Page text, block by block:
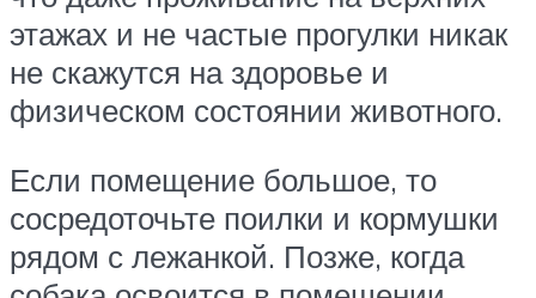
этажах и не частые прогулки никак
не скажутся на здоровье и
физическом состоянии животного.
Если помещение большое, то
сосредоточьте поилки и кормушки
рядом с лежанкой. Позже, когда